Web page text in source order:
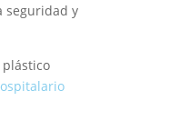
seguridad y